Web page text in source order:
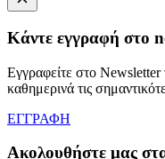
Κάντε εγγραφή στο
Εγγραφείτε στο Newsletter
καθημερινά τις
ΕΓΓΡΑΦΗ
Ακολουθήστε μας